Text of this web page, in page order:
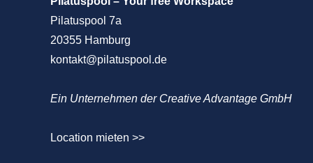
Pilatuspool 7a
20355 Hamburg
kontakt@pilatuspool.de
Ein Unternehmen der Creative Advantage GmbH
Location mieten >>